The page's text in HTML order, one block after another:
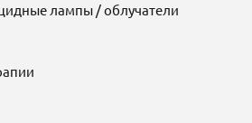
лампы / облучатели